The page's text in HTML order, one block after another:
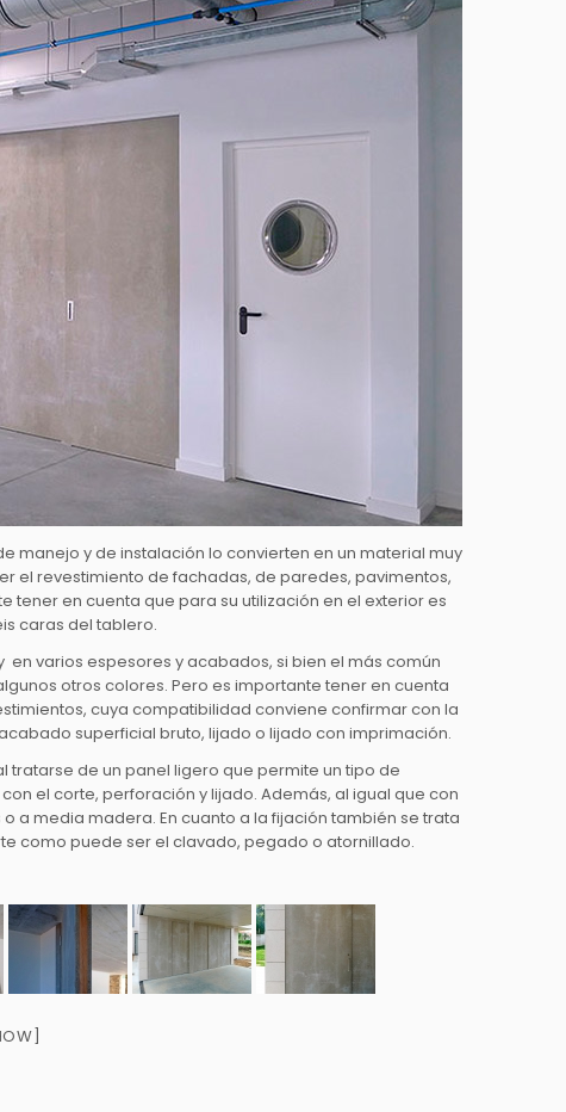
manejo y de instalación lo convierten en un material muy
el revestimiento de fachadas, de paredes, pavimentos,
tener en cuenta que para su utilización en el exterior es
caras del tablero.
en varios espesores y acabados, si bien el más común
otros colores. Pero es importante tener en cuenta
cuya compatibilidad conviene confirmar con la
superficial bruto, lijado o lijado con imprimación.
de un panel ligero que permite un tipo de
el corte, perforación y lijado. Además, al igual que con
a media madera. En cuanto a la fijación también se trata
como puede ser el clavado, pegado o atornillado.